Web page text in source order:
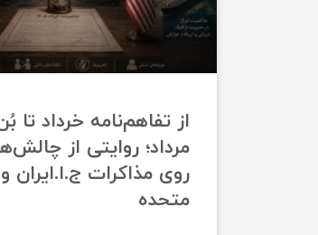
از تفاهم‌نامه خرداد
مرداد؛ روایتی از
روی مذاکرات ج.ا.ایران و
متحده